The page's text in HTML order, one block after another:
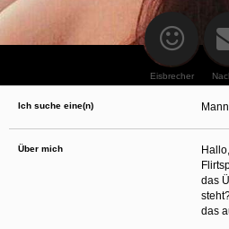
Installieren Sie ein Jugendschutzprogramm
Safety Surf
. Diese
bestimmten Websites und Netzinhalten. Oft
standardmäßig eine große Anzahl von
dass sie sich für Minderjährige nicht eignen.
Wenden Sie sich an Ihren Internetprovider.
danach.
Internetbrowsers vertraut, so dass Sie
Ihren minderjährigen Kindern besucht
Kinder auf den Besuch unerwünschter
bestimmte Websites nicht für sie geeignet
Verlaufs das Interesse Ihres Kindes
Sprechen Sie mit Ihren Kindern. Vermitteln
sie Fremden, z. B. auf einer Chat-Website,
Eisbrecher
Ich suche eine(n) Mann
Über mich
das
das